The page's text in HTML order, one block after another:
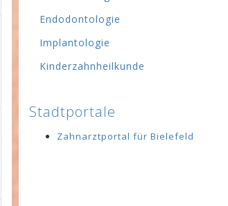
Endodontologie
Implantologie
Kinderzahnheilkunde
Stadtportale
Zahnarztportal für Bielefeld